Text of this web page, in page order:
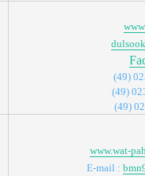
(49)
(49)
(49)
www.wat-
E-mail :